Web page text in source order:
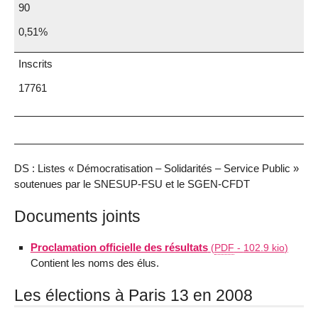
90
0,51%
Inscrits
17761
DS : Listes « Démocratisation – Solidarités – Service Public »
soutenues par le SNESUP-FSU et le SGEN-CFDT
Documents joints
Proclamation officielle des résultats (PDF - 102.9 kio)
Contient les noms des élus.
Les élections à Paris 13 en 2008